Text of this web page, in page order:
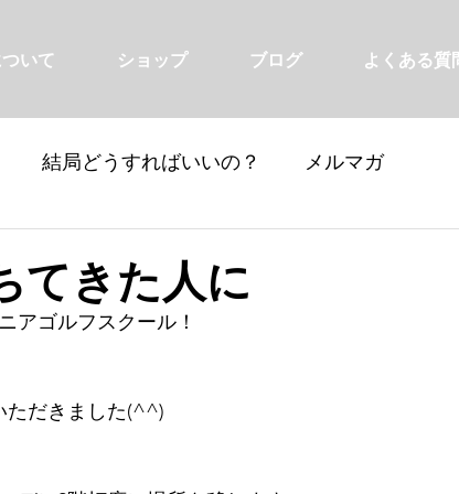
いて ショップ ブログ よくある質
結局どうすればいいの？ メルマガ
てきた人に
アゴルフスクール！
ただきました(^^)